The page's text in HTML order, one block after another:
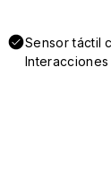
Sensor táctil